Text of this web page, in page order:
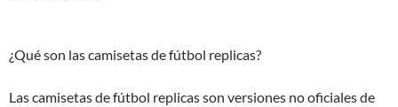
¿Qué son las camisetas de fútbol replicas?
Las camisetas de fútbol replicas son versiones no oficiales de